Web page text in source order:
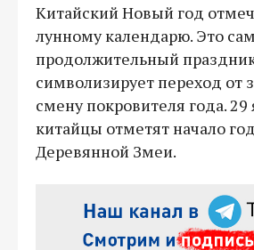
Китайский Новый год
лунному календарю. Это
продолжительный
символизирует переход от
смену покровителя года. 29
китайцы отметят начало
Деревянной Змеи.